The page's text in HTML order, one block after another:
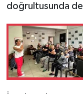
doğrultusunda